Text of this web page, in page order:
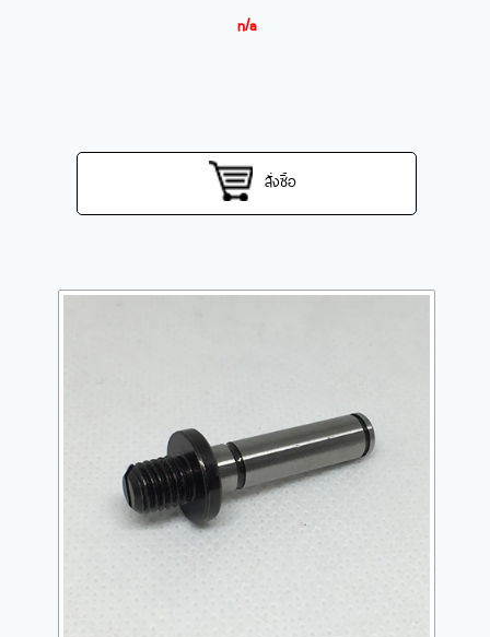
n/a
สั่งซื้อ